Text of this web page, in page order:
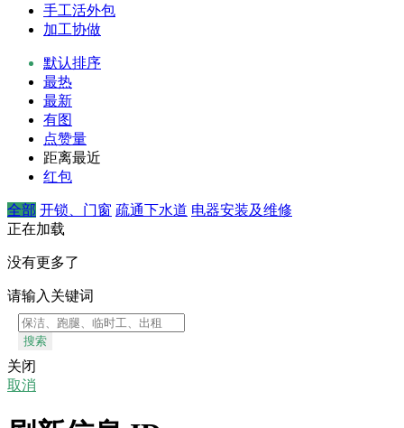
手工活外包
加工协做
默认排序
最热
最新
有图
点赞量
距离最近
红包
全部 开锁、门窗 疏通下水道 电器安装及维修
正在加载
没有更多了
请输入关键词
搜索
关闭
取消